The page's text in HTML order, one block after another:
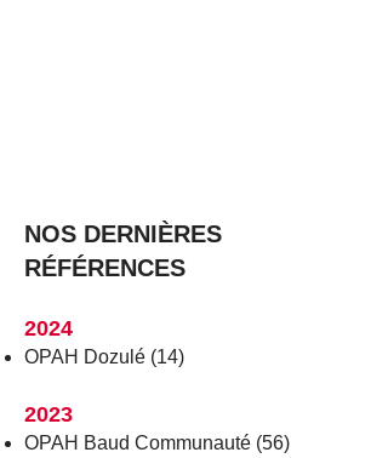
NOS DERNIÈRES
RÉFÉRENCES
2024
OPAH Dozulé (14)
2023
OPAH Baud Communauté (56)